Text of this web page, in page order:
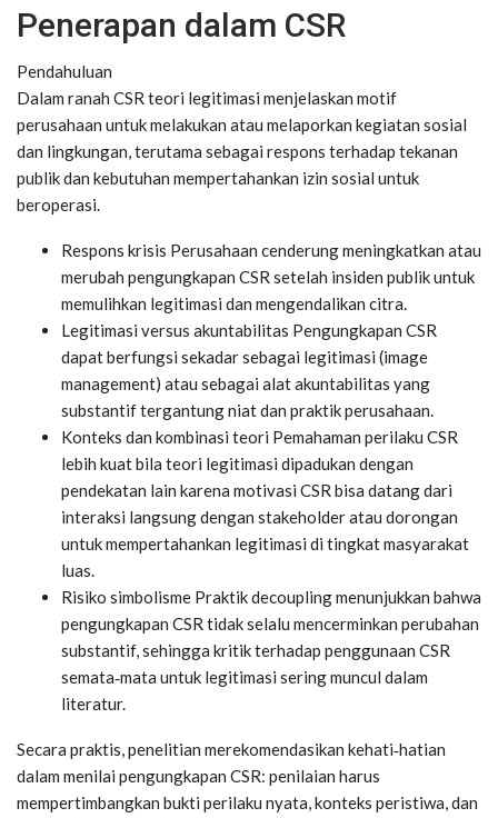
Penerapan dalam CSR
Pendahuluan
Dalam ranah CSR teori legitimasi menjelaskan motif
perusahaan untuk melakukan atau melaporkan kegiatan sosial
dan lingkungan, terutama sebagai respons terhadap tekanan
publik dan kebutuhan mempertahankan izin sosial untuk
beroperasi.
Respons krisis Perusahaan cenderung meningkatkan atau
merubah pengungkapan CSR setelah insiden publik untuk
memulihkan legitimasi dan mengendalikan citra.
Legitimasi versus akuntabilitas Pengungkapan CSR
dapat berfungsi sekadar sebagai legitimasi (image
management) atau sebagai alat akuntabilitas yang
substantif tergantung niat dan praktik perusahaan.
Konteks dan kombinasi teori Pemahaman perilaku CSR
lebih kuat bila teori legitimasi dipadukan dengan
pendekatan lain karena motivasi CSR bisa datang dari
interaksi langsung dengan stakeholder atau dorongan
untuk mempertahankan legitimasi di tingkat masyarakat
luas.
Risiko simbolisme Praktik decoupling menunjukkan bahwa
pengungkapan CSR tidak selalu mencerminkan perubahan
substantif, sehingga kritik terhadap penggunaan CSR
semata‑mata untuk legitimasi sering muncul dalam
literatur.
Secara praktis, penelitian merekomendasikan kehati‑hatian
dalam menilai pengungkapan CSR: penilaian harus
mempertimbangkan bukti perilaku nyata, konteks peristiwa, dan